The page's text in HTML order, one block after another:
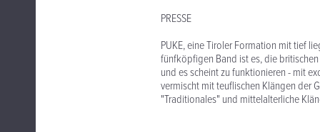
PRESSE
PUKE, eine Tiroler Formation mit tief
fünfköpfigen Band ist es, die
und es scheint zu funktionieren - mit
vermischt mit teuflischen Klängen der
"Traditionales" und mittelalterliche